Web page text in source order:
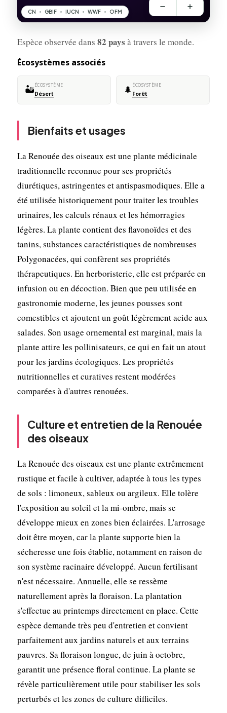
Espèce observée dans 82 pays à travers le monde.
Écosystèmes associés
🏜️ÉCOSYSTÈME
Désert 🌲 ÉCOSYSTÈME
Forêt
Bienfaits et usages
La Renouée des oiseaux est une plante médicinale
traditionnelle reconnue pour ses propriétés
diurétiques, astringentes et antispasmodiques. Elle a
été utilisée historiquement pour traiter les troubles
urinaires, les calculs rénaux et les hémorragies
légères. La plante contient des flavonoïdes et des
tanins, substances caractéristiques de nombreuses
Polygonacées, qui confèrent ses propriétés
thérapeutiques. En herboristerie, elle est préparée en
infusion ou en décoction. Bien que peu utilisée en
gastronomie moderne, les jeunes pousses sont
comestibles et ajoutent un goût légèrement acide aux
salades. Son usage ornemental est marginal, mais la
plante attire les pollinisateurs, ce qui en fait un atout
pour les jardins écologiques. Les propriétés
nutritionnelles et curatives restent modérées
comparées à d'autres renouées.
Culture et entretien de la Renouée
des oiseaux
La Renouée des oiseaux est une plante extrêmement
rustique et facile à cultiver, adaptée à tous les types
de sols : limoneux, sableux ou argileux. Elle tolère
l'exposition au soleil et la mi-ombre, mais se
développe mieux en zones bien éclairées. L'arrosage
doit être moyen, car la plante supporte bien la
sécheresse une fois établie, notamment en raison de
son système racinaire développé. Aucun fertilisant
n'est nécessaire. Annuelle, elle se ressème
naturellement après la floraison. La plantation
s'effectue au printemps directement en place. Cette
espèce demande très peu d'entretien et convient
parfaitement aux jardins naturels et aux terrains
pauvres. Sa floraison longue, de juin à octobre,
garantit une présence floral continue. La plante se
révèle particulièrement utile pour stabiliser les sols
perturbés et les zones de culture difficiles.